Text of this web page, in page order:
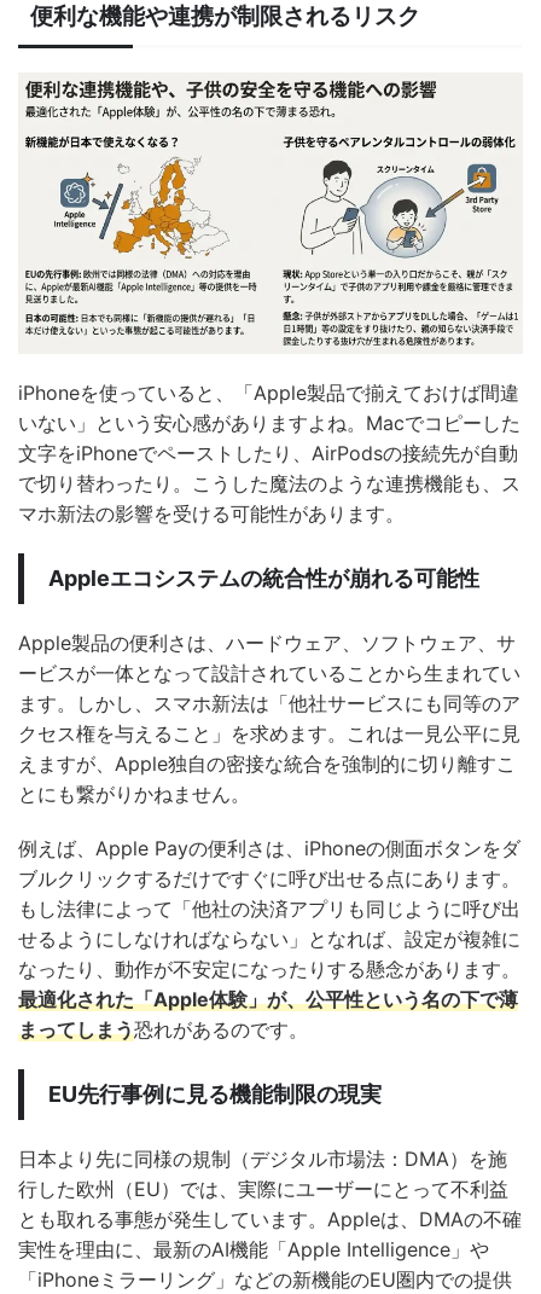
便利な機能や連携が制限されるリスク
iPhoneを使っていると、「Apple製品で揃えておけば間違
いない」という安心感がありますよね。Macでコピーした
文字をiPhoneでペーストしたり、AirPodsの接続先が自動
で切り替わったり。こうした魔法のような連携機能も、ス
マホ新法の影響を受ける可能性があります。
Appleエコシステムの統合性が崩れる可能性
Apple製品の便利さは、ハードウェア、ソフトウェア、サ
ービスが一体となって設計されていることから生まれてい
ます。しかし、スマホ新法は「他社サービスにも同等のア
クセス権を与えること」を求めます。これは一見公平に見
えますが、Apple独自の密接な統合を強制的に切り離すこ
とにも繋がりかねません。
例えば、Apple Payの便利さは、iPhoneの側面ボタンをダ
ブルクリックするだけですぐに呼び出せる点にあります。
もし法律によって「他社の決済アプリも同じように呼び出
せるようにしなければならない」となれば、設定が複雑に
なったり、動作が不安定になったりする懸念があります。
最適化された「Apple体験」が、公平性という名の下で薄
まってしまう恐れがあるのです。
EU先行事例に見る機能制限の現実
日本より先に同様の規制（デジタル市場法：DMA）を施
行した欧州（EU）では、実際にユーザーにとって不利益
とも取れる事態が発生しています。Appleは、DMAの不確
実性を理由に、最新のAI機能「Apple Intelligence」や
「iPhoneミラーリング」などの新機能のEU圏内での提供